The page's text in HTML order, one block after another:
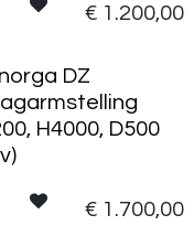
€ 1.200,00
DZ
H4000, D500
€ 1.700,00